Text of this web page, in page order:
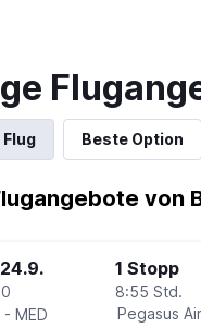
Beste Option
von
- MED
1 Stopp
8:55 Std.
Pegasus